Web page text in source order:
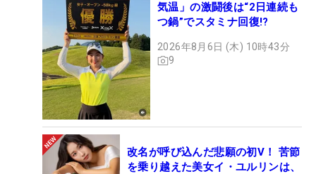
気温」の激闘後は“2日連続も
つ鍋”でスタミナ回復!?
2026年8月6日 (木) 10時43分
9
改名が呼び込んだ悲願の初V！ 苦節
を乗り越えた美女イ・ユルリンは、